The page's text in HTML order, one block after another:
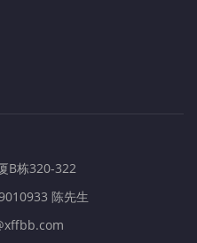
B栋320-322
陈先生